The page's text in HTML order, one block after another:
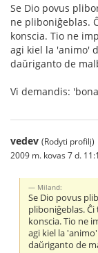
Se Dio povus
ne pliboniĝeblas.
konscia. Tio ne
agi kiel la 'animo'
daŭriganto de
Vi demandis:
vedev (Rodyti profilį)
2009 m. kovas 7 d.
Miland:
Se Dio povus
pliboniĝeblas.
konscia. Tio ne
agi kiel la
daŭriganto de